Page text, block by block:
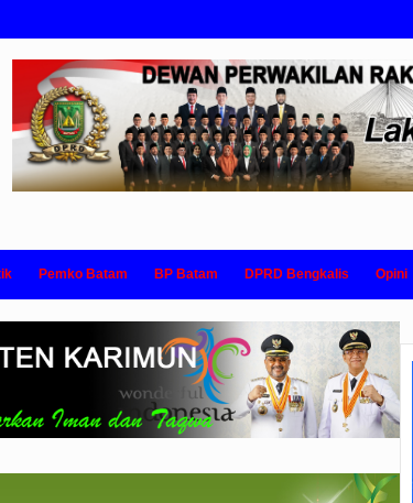
Pemko Batam BP Batam DPRD Bengkalis Opini